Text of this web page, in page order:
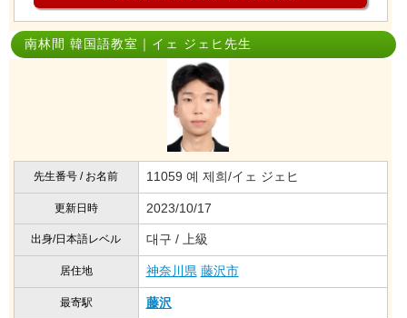
南林間 韓国語教室｜イェ ジェヒ先生
先生番号 / お名前 11059 예 제희/イェ ジェヒ
更新日時 2023/10/17
出身/日本語レベル 대구 / 上級
居住地 神奈川県 藤沢市
最寄駅 藤沢